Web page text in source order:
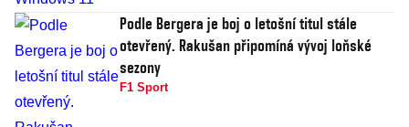
Podle Bergera je boj o letošní titul stále
otevřený. Rakušan připomíná vývoj loňské
sezony
F1 Sport